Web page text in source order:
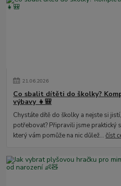
21.06.2026
Co sbalit dítěti do školky?
výbavy 👧🎒
Chystáte dítě do školky a nejste si
potřebovat? Připravili jsme praktický
který vám pomůže na nic důlež...číst